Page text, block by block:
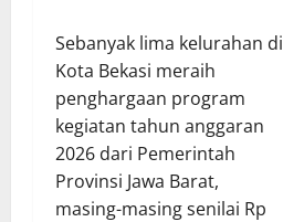
Sebanyak lima kelurahan di
Kota Bekasi meraih
penghargaan program
kegiatan tahun anggaran
2026 dari Pemerintah
Provinsi Jawa Barat,
masing-masing senilai Rp